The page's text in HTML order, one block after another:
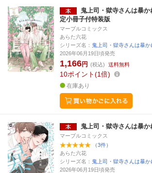
鬼上司・獄寺さんは暴
定小冊子付特装版
マーブルコミックス
あらた六花
シリーズ名： 鬼上司・獄寺さんは暴か
2026年06月19日頃発売
1,166円 (税込) 送料無料
10ポイント 1倍
在庫あり
鬼上司・獄寺さんは暴か
マーブルコミックス
（3件）
あらた六花
シリーズ名： 鬼上司・獄寺さんは暴か
2026年06月19日頃発売